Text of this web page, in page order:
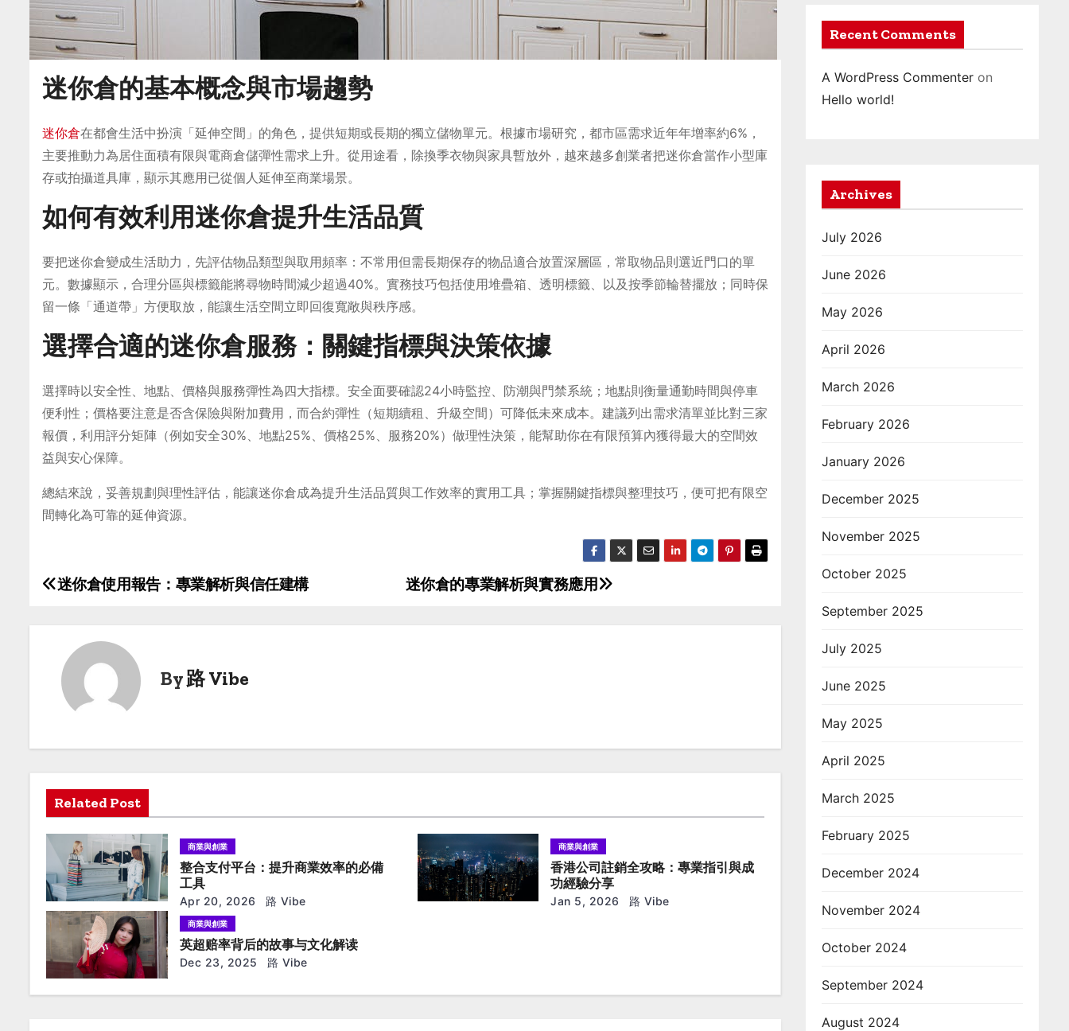
迷你倉的基本概念與市場趨勢
迷你倉在都會生活中扮演「延伸空間」的角色，提供短期或長期的獨立儲物單元。根據市場研究，都市區需求近年年增率約6%，
主要推動力為居住面積有限與電商倉儲彈性需求上升。從用途看，除換季衣物與家具暫放外，越來越多創業者把迷你倉當作小型庫
存或拍攝道具庫，顯示其應用已從個人延伸至商業場景。
如何有效利用迷你倉提升生活品質
要把迷你倉變成生活助力，先評估物品類型與取用頻率：不常用但需長期保存的物品適合放置深層區，常取物品則選近門口的單
元。數據顯示，合理分區與標籤能將尋物時間減少超過40%。實務技巧包括使用堆疊箱、透明標籤、以及按季節輪替擺放；同時保
留一條「通道帶」方便取放，能讓生活空間立即回復寬敞與秩序感。
選擇合適的迷你倉服務：關鍵指標與決策依據
選擇時以安全性、地點、價格與服務彈性為四大指標。安全面要確認24小時監控、防潮與門禁系統；地點則衡量通勤時間與停車
便利性；價格要注意是否含保險與附加費用，而合約彈性（短期續租、升級空間）可降低未來成本。建議列出需求清單並比對三家
報價，利用評分矩陣（例如安全30%、地點25%、價格25%、服務20%）做理性決策，能幫助你在有限預算內獲得最大的空間效
益與安心保障。
總結來說，妥善規劃與理性評估，能讓迷你倉成為提升生活品質與工作效率的實用工具；掌握關鍵指標與整理技巧，便可把有限空
間轉化為可靠的延伸資源。
P
a
v
i
g
a
t
i
o
n
迷你倉的專業解析與實務應用
迷你倉使用報告：專業解析與信任建構
By路 Vibe
Related Post
商業與創業
整合支付平台：提升商業效率的必備
工具
Apr 20, 2026 路 Vibe
商業與創業
香港公司註銷全攻略：專業指引與成
功經驗分享
Jan 5, 2026 路 Vibe
商業與創業
英超赔率背后的故事与文化解读
Dec 23, 2025 路 Vibe
Recent Comments
A WordPress Commenter on
Hello world!
Archives
July 2026
June 2026
May 2026
April 2026
March 2026
February 2026
January 2026
December 2025
November 2025
October 2025
September 2025
July 2025
June 2025
May 2025
April 2025
March 2025
February 2025
December 2024
November 2024
October 2024
September 2024
August 2024